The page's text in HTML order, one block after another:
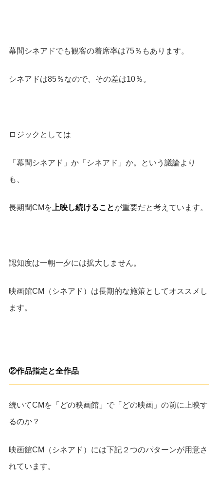
幕間シネアドでも観客の着席率は75％もあります。
シネアドは85％なので、その差は10％。
ロジックとしては
「幕間シネアド」か「シネアド」か。という議論より
も、
長期間CMを 上映し続けることが重要だと考えています。
認知度は一朝一夕には拡大しません。
映画館CM（シネアド）は長期的な施策としてオススメし
ます。
②作品指定と全作品
続いてCMを「どの映画館」で「どの映画」の前に上映す
るのか？
映画館CM（シネアド）には下記２つのパターンが用意さ
れています。